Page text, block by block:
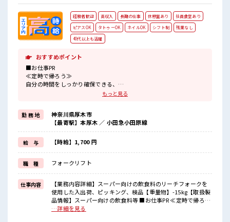
経験者歓迎 高収入 長期の仕事 休憩室あり
社員食堂あり
ピアスOK
タトゥーOK ネイルOK シフト制
残業なし
40代以上も活躍
おすすめポイント
■お仕事PR
≪定時で帰ろう≫
自分の時間をしっかり確保できる、
これまでの経験を活かしませんか？
ブランクがあっても大丈夫♪
経験はちょっとだけ…という方もOK！
≪自分に向いている仕事が探せる≫
困った事などがあれば、
担当がしっかりサポートします！
■職場の雰囲気
休憩室で楽しくランチ♪
時間があれば昼寝もしちゃおう！
残業は基本ないので定時でサクッと帰宅OK！
高収入もバッチリ目指せますよ！
もっと見る
勤 務 地
神奈川県厚木市
【最寄駅】本厚木 ／ 小田急小田原線
給 与 【時給】1,700 円
職 種 フォークリフト
仕事内容
【業務内容詳細】スーパー向けの飲食料のリーチフォークを
使用した入出荷、ピッキング、検品【重量物】-15kg【取扱製
品情報】スーパー向けの飲食料等 ■お仕事PR ≪定時で帰ろう
≫ 自分の時間をしっかり確保できる、 残業基本ナシのお仕事
…詳細を見る